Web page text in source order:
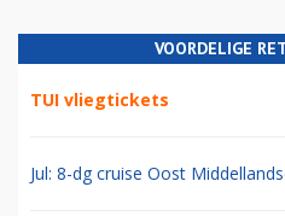
VOORDELIGE
TUI vliegtickets
Jul: 8-dg cruise Oost